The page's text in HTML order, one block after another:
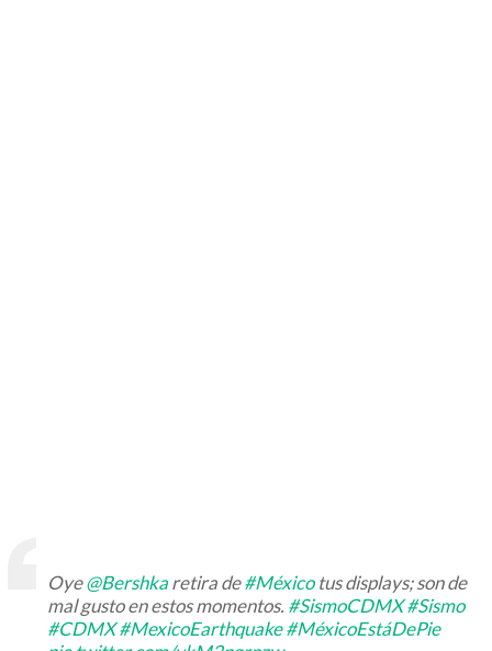
Oye@Bershka retira de#Méxicotus displays; son de
mal gusto en estos momentos. #SismoCDMX #Sismo
#CDMX #MexicoEarthquake #MéxicoEstáDePie